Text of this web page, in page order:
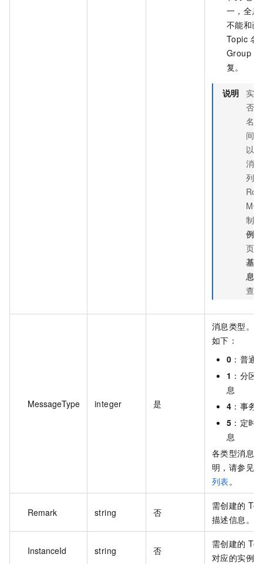
一，全局
不能和已
Topic 名
Group
复。
说明
实
否
名空
间
以
消
列
MQ
制台
例
页
基
息
查
MessageType integer 是
消息类型。
如下：
0 ：普通
1 ：分区
息
4 ：事务
5 ：定时
息
各类型消息
明，请参见
列表 。
Remark string 否
需创建的
描述信息。
InstanceId string 否
需创建的
对应的实例